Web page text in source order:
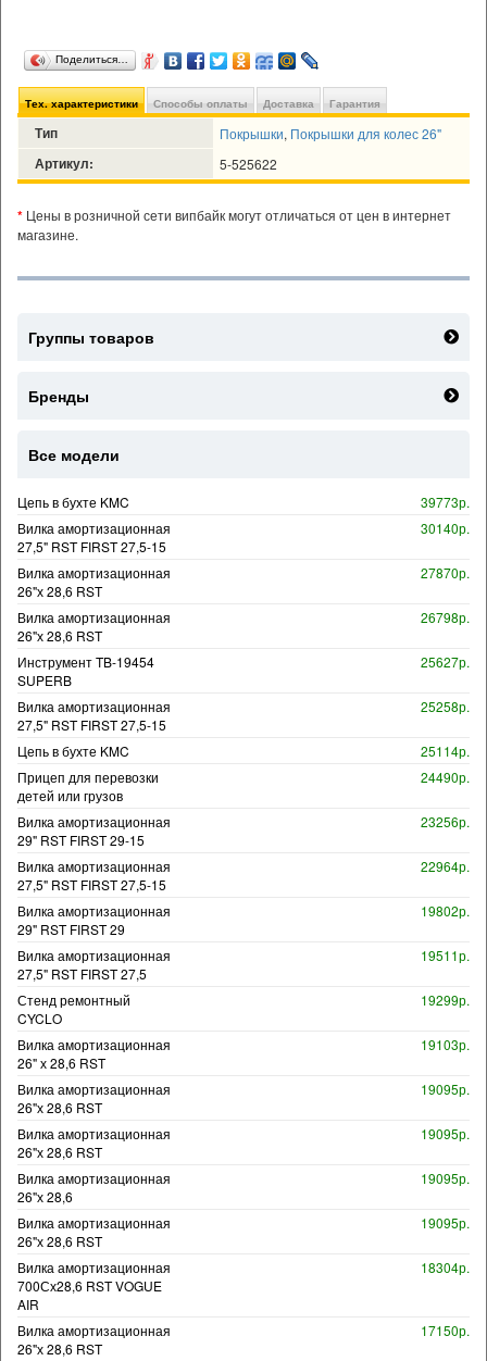
Поделиться…
Тех. характеристики Способы оплаты Доставка Гарантия
Тип Покрышки, Покрышки для колес 26"
Артикул: 5-525622
* Цены в розничной сети випбайк могут отличаться от цен в интернет
магазине.
Группы товаров
Бренды
Все модели
Цепь в бухте KMC
39773р.
Вилка амортизационная
27,5" RST FIRST 27,5-15
30140р.
Вилка амортизационная
26"х 28,6 RST
27870р.
Вилка амортизационная
26"х 28,6 RST
26798р.
Инструмент TB-19454
SUPERB
25627р.
Вилка амортизационная
27,5" RST FIRST 27,5-15
25258р.
Цепь в бухте KMC
25114р.
Прицеп для перевозки
детей или грузов
24490р.
Вилка амортизационная
29" RST FIRST 29-15
23256р.
Вилка амортизационная
27,5" RST FIRST 27,5-15
22964р.
Вилка амортизационная
29" RST FIRST 29
19802р.
Вилка амортизационная
27,5" RST FIRST 27,5
19511р.
Стенд ремонтный
CYCLO
19299р.
Вилка амортизационная
26" х 28,6 RST
19103р.
Вилка амортизационная
26"х 28,6 RST
19095р.
Вилка амортизационная
26"х 28,6 RST
19095р.
Вилка амортизационная
26"х 28,6
19095р.
Вилка амортизационная
26"х 28,6 RST
19095р.
Вилка амортизационная
700Сх28,6 RST VOGUE
AIR
18304р.
Вилка амортизационная
26"х 28,6 RST
17150р.